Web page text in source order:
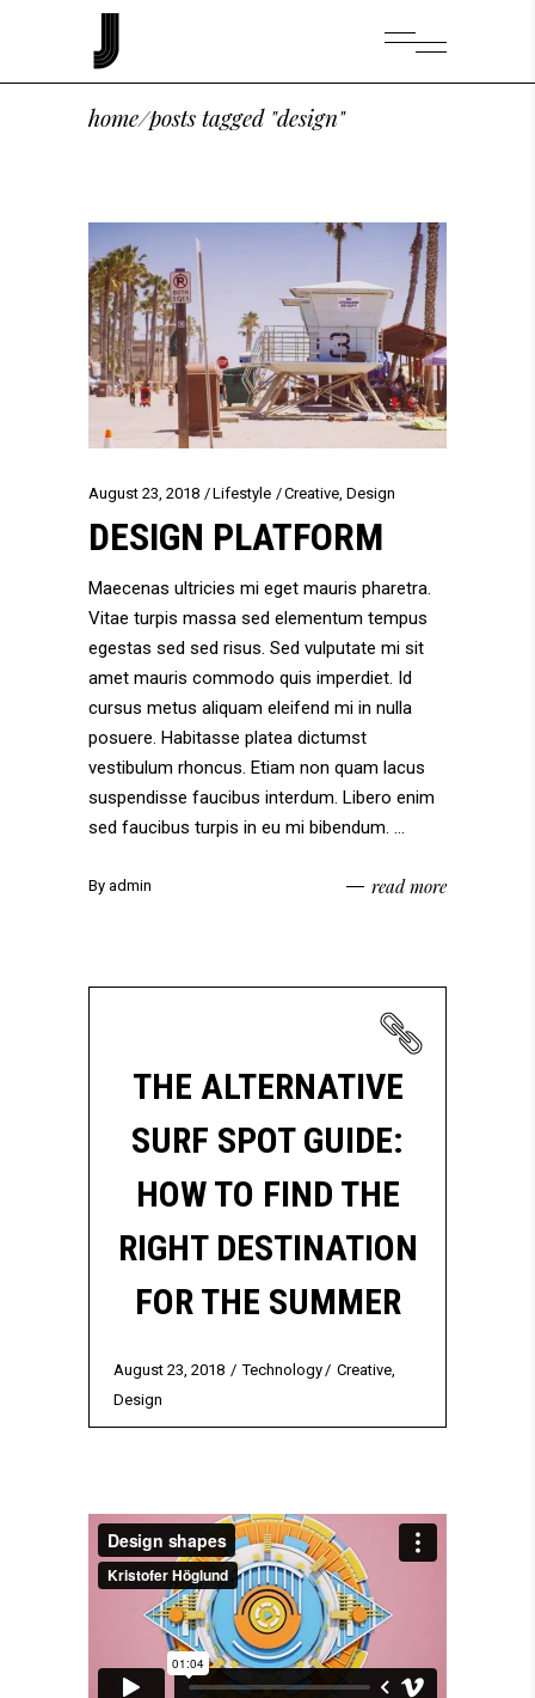
home/posts tagged "design"
August 23, 2018 Lifestyle Creative Design
DESIGN PLATFORM
Maecenas ultricies mi eget mauris pharetra.
Vitae turpis massa sed elementum tempus
egestas sed sed risus. Sed vulputate mi sit
amet mauris commodo quis imperdiet. Id
cursus metus aliquam eleifend mi in nulla
posuere. Habitasse platea dictumst
vestibulum rhoncus. Etiam non quam lacus
suspendisse faucibus interdum. Libero enim
sed faucibus turpis in eu mi bibendum.
By admin read more
THE ALTERNATIVE
SURF SPOT GUIDE:
HOW TO FIND THE
RIGHT DESTINATION
FOR THE SUMMER
August 23, 2018 Technology Creative,
Design